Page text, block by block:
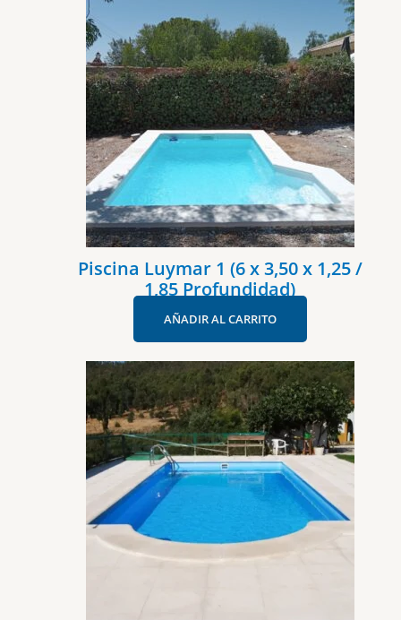
Piscina Luymar 1 (6 x 3,50 x 1,25 /
1,85 Profundidad)
AÑADIR AL CARRITO